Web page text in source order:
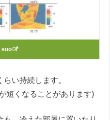
suo
い持続します。
短くなることがあります)